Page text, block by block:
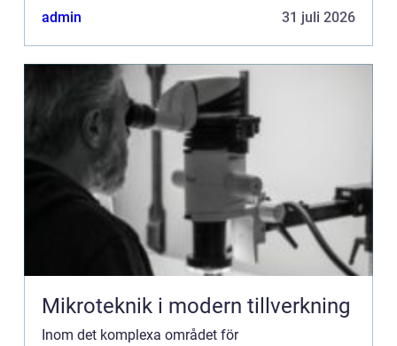
livscykel. Denna process, kä...
admin 31 juli 2026
Mikroteknik i modern tillverkning
Inom det komplexa området för